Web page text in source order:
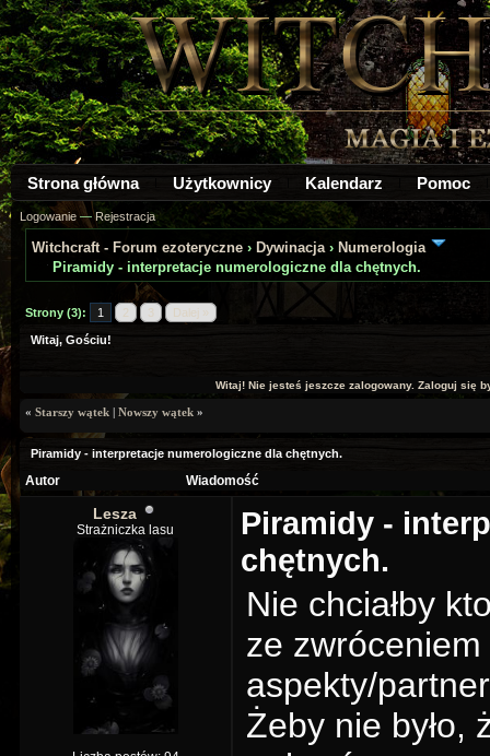
Strona główna Użytkownicy Kalendarz Pomoc
Logowanie —Rejestracja
Witchcraft - Forum ezoteryczne › Dywinacja› Numerologia
Piramidy - interpretacje numerologiczne dla chętnych.
Strony (3): 1 2 3 Dalej »
Witaj, Gościu!
Witaj! Nie jesteś jeszcze zalogowany. Zaloguj się
« Starszy wątek | Nowszy wątek »
Piramidy - interpretacje numerologiczne dla chętnych.
Autor Wiadomość
Lesza
Strażniczka lasu
Piramidy -
chętnych.
Nie chciałby
ze
aspekty/
Żeby nie było,